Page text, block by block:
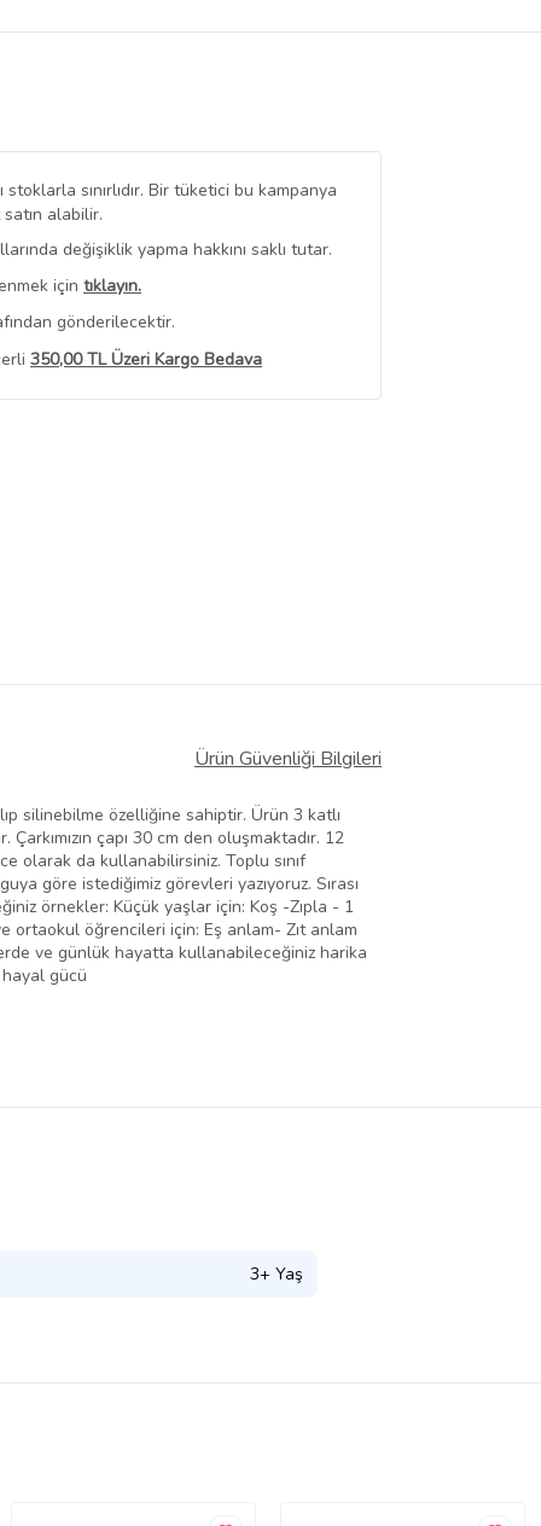
stoklarla sınırlıdır. Bir tüketici bu kampanya
alabilir.
değişiklik yapma hakkını saklı tutar.
için tıklayın.
gönderilecektir.
350,00 TL Üzeri Kargo Bedava
Ürün Güvenliği Bilgileri
silinebilme özelliğine sahiptir. Ürün 3 katlı
çapı 30 cm den oluşmaktadır. 12
olarak da kullanabilirsiniz. Toplu sınıf
göre istediğimiz görevleri yazıyoruz. Sırası
örnekler: Küçük yaşlar için: Koş -Zıpla - 1
ortaokul öğrencileri için: Eş anlam- Zıt anlam
ve günlük hayatta kullanabileceğiniz harika
gücü
3+ Yaş